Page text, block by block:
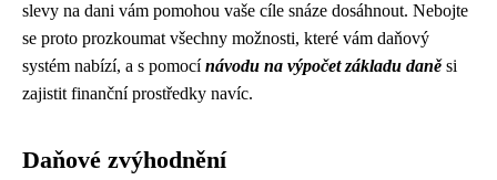
slevy na dani vám pomohou vaše cíle snáze dosáhnout. Nebojte
se proto prozkoumat všechny možnosti, které vám daňový
systém nabízí, a s pomocínávodu na výpočet základu daněsi
zajistit finanční prostředky navíc.
Daňové zvýhodnění